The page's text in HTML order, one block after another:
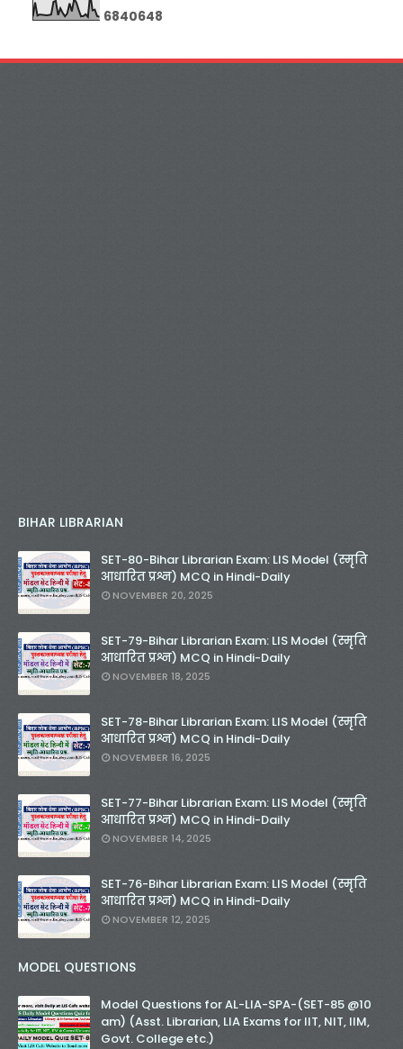
6840648
BIHAR LIBRARIAN
SET-80-Bihar Librarian Exam: LIS Model (स्मृति
आधारित प्रश्न) MCQ in Hindi-Daily
NOVEMBER 20, 2025
SET-79-Bihar Librarian Exam: LIS Model (स्मृति
आधारित प्रश्न) MCQ in Hindi-Daily
NOVEMBER 18, 2025
SET-78-Bihar Librarian Exam: LIS Model (स्मृति
आधारित प्रश्न) MCQ in Hindi-Daily
NOVEMBER 16, 2025
SET-77-Bihar Librarian Exam: LIS Model (स्मृति
आधारित प्रश्न) MCQ in Hindi-Daily
NOVEMBER 14, 2025
SET-76-Bihar Librarian Exam: LIS Model (स्मृति
आधारित प्रश्न) MCQ in Hindi-Daily
NOVEMBER 12, 2025
MODEL QUESTIONS
Model Questions for AL-LIA-SPA-(SET-85 @10
am) (Asst. Librarian, LIA Exams for IIT, NIT, IIM,
Govt. College etc.)